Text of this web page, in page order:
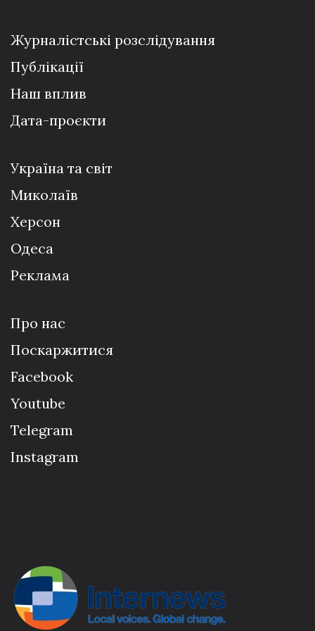
Журналістські розслідування
Публікації
Наш вплив
Дата-проєкти
Україна та світ
Миколаїв
Херсон
Одеса
Реклама
Про нас
Поскаржитися
Facebook
Youtube
Telegram
Instagram